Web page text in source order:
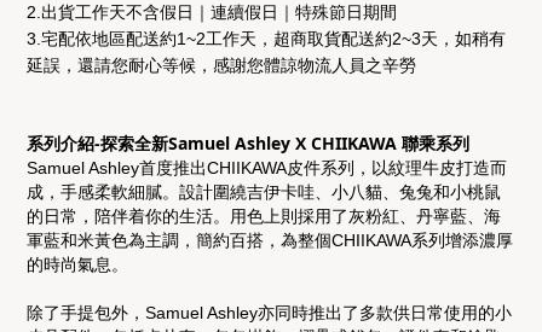
2.出貨工作天不含假日｜連續假日｜特殊節日期間
3.宅配依地區配送約1~2工作天，超商取貨配送約2~3天，如稍有
延誤，還請您耐心等候，感謝您體諒物流人員之辛勞
系列介紹-探索全新Samuel Ashley X CHIIKAWA 聯乘系列
Samuel Ashley首度推出CHIIKAWA皮件系列，以紋理牛皮打造而
成，手感柔軟細膩。 設計圍繞吉伊卡哇、小八貓、兔兔和小桃鼠
的日常，陪伴着你的生活。
用色上則採用了灰粉紅、丹寧藍、海
軍藍和米黃色為主調，簡約百搭，為整個CHIIKAWA系列增添濃厚
的時尚氣息。
除了手提包外，Samuel Ashley亦同時推出了多款供日常使用的小